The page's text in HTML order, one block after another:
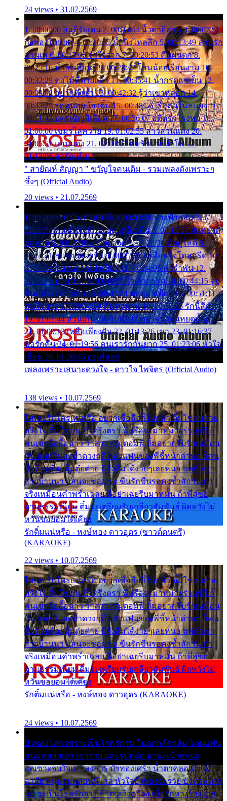
24 views • 31.07.2569
1. 00:00:00 ยินดีรับเดน 2. 00:03:44 น้ำตาอีสาน 3. 00:07:51
กิ่งทองใบหยก 4. 00:10:35 น้ำนิ่งไหลลึก 5. 00:13:49 ลานรัก
ลานเท 6. 00:17:06 จำใจจาก 7. 00:20:53 คืนฝนตก 8.
00:25:16 น้ำลงเดือนยี่ 9. 00:28:47 โสนน้อยเรือนงาม 10.
00:32:29 ตอไม้ที่ตายแล้ว 11. 00:35:41 น้ำกรดแช่เย็น 12.
00:39:08 อยากฟังซ้ำ 13. 00:42:32 รู้ว่าเขาหลอก 14.
00:45:25 รอหน่อยน้องติ๋ม 15. 00:48:56 เรือล่มในหนอง 16.
00:51:43 บัตรเชิญสีเลือด 17. 00:56:07 อดีตรักโรงทอ 18.
01:00:00 เขมรไล่ควาย 19. 01:02:55 สาวสวนแตง 20.
01:05:51 แอบมอง 21. 01:09:27 พบรักปากน้ำโพ 22.
01:13:06 สายัณห์เมา
" สายัณห์ สัญญา " ขวัญใจคนเดิม - รวมเพลงดังเพราะๆ
ซึ้งๆ (Official Audio)
20 views • 21.07.2569
1. 00:00:00 ทำไมทำฉันได้ 2. 00:03:20 นางฟ้าสลัม 3.
00:06:50 คน 4. 00:10:36 บุญเหลือเกิน 5. 00:13:58 ฝนหยาด
สุดท้าย 6. 00:17:30 ยาใจยาจก 7. 00:20:30 คิดดูให้ดี 8.
00:24:21 ลบรอยแผลรัก 9. 00:27:35 เหมือนใจโดนกรีด 10.
00:30:54 ขบวนการเปาเปียว 11. 00:34:05 คำรำพัน 12.
00:37:20 ปาหนัน 13. 00:40:37 ใจเจ้ากรรม 14. 00:44:15 จูบ
ฉันแล้วจงตายเสีย 15. 00:47:24 ขอสูมาเต๊อะ 16. 00:51:11
คนใจมาร 17. 00:54:50 คืนทรมาน 18. 00:58:25 รักนี้สีดำ
19. 01:01:44 ส่วนเกิน 20. 01:05:42 หยาดน้ำฝนหยดน้ำตา
21. 01:09:13 เหลือเพียงฝัน 22. 01:13:26 เขา 23. 01:16:37
ขอรักคืน 24. 01:19:56 คนเรารักกันยาก 25. 01:23:06 หัวใจ
เถื่อน 26. 01:26:45 อยู่เพื่อลูก
เพลงเพราะเสนาะดวงใจ - ดาวใจ ไพจิตร (Official Audio)
138 views • 10.07.2569
ไม่เคยรักใครแน่หรือ อยากเชื่อถือก็ไม่กล้า ติ๋มใช่คนสวย
ตรึงใจ ติ๋มใช่งามซึ้งตรึงตรา พี่หรือจะมาหมายร่วมชีวี ก็
คนเขาลืออื้อฉาว ว่าสาวๆรุมตอมพี่ ติ๋มอยากรับรักเหมือน
กัน แต่หวั่นจะช้ำดวงฤดี กลัวแฟนของพี่ชี้หน้าด่าทอ ก็คน
ชื่อต๋อยต้อยตุ้มตุ๋ยต่าย พี่ยังลืมได้ง่ายๆเลยหนอ แค่ตัวเรา
สาวบ้านนา แสนจะซอมซ่อ ขืนรักขืนรอคงช้ำสักวัน ถ้า
จริงเหมือนคำพร่ำเฉลย พี่อย่าเฉยรีบมาหมั้น ถ้าพี่สู่ขอ
ตามธรรมเนียม ติ๋มจะเตรียมรับเกลียวสัมพันธ์ ผิดหวังไม่
หวั่นขอยอมได้เคียง
รักติ๋มแน่หรือ - หงษ์ทอง ดาวอุดร (ซาวด์ดนตรี)
(KARAOKE)
22 views • 10.07.2569
ไม่เคยรักใครแน่หรือ อยากเชื่อถือก็ไม่กล้า ติ๋มใช่คนสวย
ตรึงใจ ติ๋มใช่งามซึ้งตรึงตรา พี่หรือจะมาหมายร่วมชีวี ก็
คนเขาลืออื้อฉาว ว่าสาวๆรุมตอมพี่ ติ๋มอยากรับรักเหมือน
กัน แต่หวั่นจะช้ำดวงฤดี กลัวแฟนของพี่ชี้หน้าด่าทอ ก็คน
ชื่อต๋อยต้อยตุ้มตุ๋ยต่าย พี่ยังลืมได้ง่ายๆเลยหนอ แค่ตัวเรา
สาวบ้านนา แสนจะซอมซ่อ ขืนรักขืนรอคงช้ำสักวัน ถ้า
จริงเหมือนคำพร่ำเฉลย พี่อย่าเฉยรีบมาหมั้น ถ้าพี่สู่ขอ
ตามธรรมเนียม ติ๋มจะเตรียมรับเกลียวสัมพันธ์ ผิดหวังไม่
หวั่นขอยอมได้เคียง
รักติ๋มแน่หรือ - หงษ์ทอง ดาวอุดร (KARAOKE)
24 views • 10.07.2569
บัวทองโศก เพราะเป็นโรครักรุม ในอกกลัดกลุ้ม โดนแฟน
หนุ่มหลอกเอา เขารวย และรูปหล่อ มาพะเน้าพะนอ
ออเซาะจนใจเบา สงสาร บัวทองเศร้า น้ำตาคลอเบ้า เฝ้า
อาลัย หนุ่มรูปหล่อหนีไกล หัวใจบัวทองระรวย บัวทองโศก
เพราะเป็นโรครักจาง ชีวิตเคว้งคว้าง เมื่อรักห่างร้างไกล